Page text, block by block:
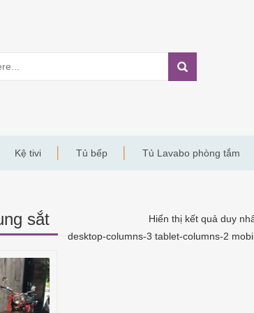
Kệ tivi Tủ bếp Tủ Lavabo phòng tắm
sắt
Hiển thị kết quả duy
desktop-columns-3 tablet-columns-2